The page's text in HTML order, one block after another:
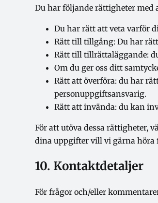
Du har följande rättigheter med
Du har rätt att veta varför
Rätt till tillgång: Du har
Rätt till tillrättaläggande:
Om du ger oss ditt
Rätt att överföra: du har
personuppgiftsansvarig.
Rätt att invända: du kan
För att utöva dessa rättigheter,
dina uppgifter vill vi gärna höra
10. Kontaktdetaljer
För frågor och/eller